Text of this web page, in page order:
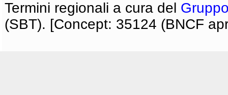
Termini regionali a cura del
(SBT). [Concept: 35124 (BNCF